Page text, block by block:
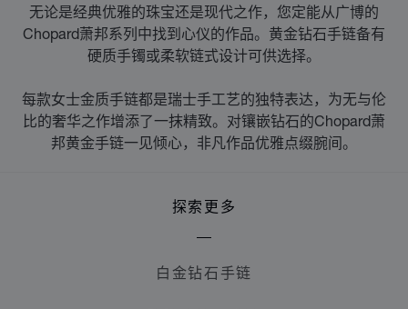
无论是经典优雅的珠宝还是现代之作，您定能从广博的
Chopard萧邦系列中找到心仪的作品。黄金钻石手链备有
硬质手镯或柔软链式设计可供选择。
每款女士金质手链都是瑞士手工艺的独特表达，为无与伦
比的奢华之作增添了一抹精致。对镶嵌钻石的Chopard萧
邦黄金手链一见倾心，非凡作品优雅点缀腕间。
探索更多
白金钻石手链